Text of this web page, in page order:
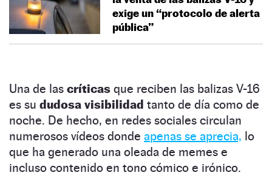
exige un “protocolo de alerta
pública”
Una de las críticas que reciben las balizas V-16
es su dudosa visibilidad tanto de día como de
noche. De hecho, en redes sociales circulan
numerosos vídeos donde apenas se aprecia, lo
que ha generado una oleada de memes e
incluso contenido en tono cómico e irónico.